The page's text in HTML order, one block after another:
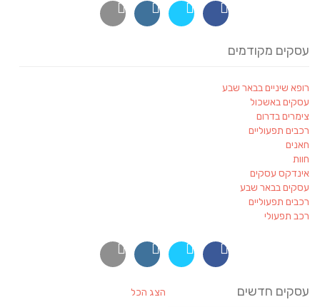
עסקים מקודמים
רופא שיניים בבאר שבע
עסקים באשכול
צימרים בדרום
רכבים תפעוליים
חאנים
חוות
אינדקס עסקים
עסקים בבאר שבע
רכבים תפעוליים
רכב תפעולי
עסקים חדשים הצג הכל